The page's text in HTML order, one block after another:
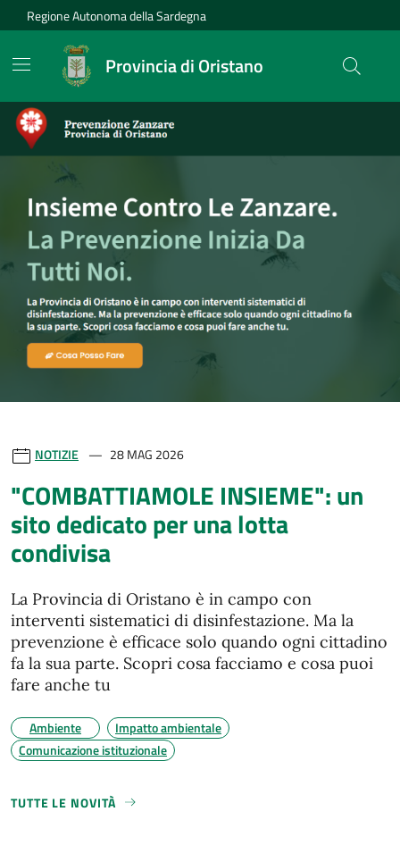
Vai ai contenuti
Vai al Footer
Regione Autonoma della Sardegna
Provincia di Oristano
Provincia di Oristano
Contenuti in evidenza
NOTIZIE 28 MAG 2026
"COMBATTIAMOLE INSIEME": un
sito dedicato per una lotta
condivisa
La Provincia di Oristano è in campo con
interventi sistematici di disinfestazione. Ma la
prevenzione è efficace solo quando ogni cittadino
fa la sua parte. Scopri cosa facciamo e cosa puoi
fare anche tu
Ambiente
Impatto ambientale
Comunicazione istituzionale
TUTTE LE NOVITÀ